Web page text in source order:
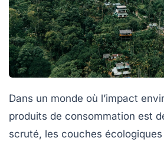
Dans un monde où l’impact
produits de consommation est
scruté, les couches écologiques